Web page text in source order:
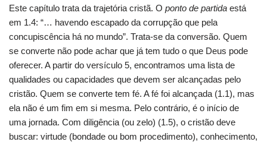
Este capítulo trata da trajetória cristã. O ponto de partida está
em 1.4: “… havendo escapado da corrupção que pela
concupiscência há no mundo”. Trata-se da conversão. Quem
se converte não pode achar que já tem tudo o que Deus pode
oferecer. A partir do versículo 5, encontramos uma lista de
qualidades ou capacidades que devem ser alcançadas pelo
cristão. Quem se converte tem fé. A fé foi alcançada (1.1), mas
ela não é um fim em si mesma. Pelo contrário, é o início de
uma jornada. Com diligência (ou zelo) (1.5), o cristão deve
buscar: virtude (bondade ou bom procedimento), conhecimento,